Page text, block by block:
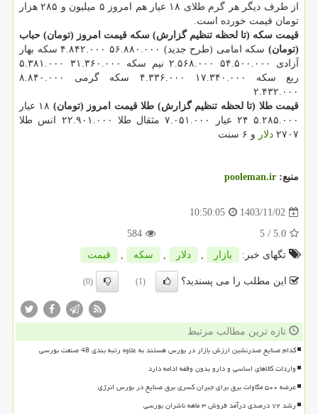
از طرف دیگر هر گرم طلای ۱۸ عیار هم امروز ۵ میلیون و ۲۸۵ هزار
تومان قیمت خورده است.
قیمت سکه (تا لحظه تنظیم گزارش) سکه قیمت امروز (تومان) حباب
(تومان)
سکه امامی (طرح جدید) ۵۶.۸۸۰.۰۰۰ ۴.۸۴۲.۰۰۰ سکه بهار
آزادی ۵۴.۵۰۰.۰۰۰ ۲.۵۶۸.۰۰۰ نیم سکه ۳۱.۳۶۰.۰۰۰ ۵.۳۸۱.۰۰۰
ربع سکه ۱۷.۳۴۰.۰۰۰ ۴.۳۳۶.۰۰۰ سکه گرمی ۸.۸۴۰.۰۰۰
۲.۴۳۲.۰۰۰
قیمت طلا (تا لحظه تنظیم گزارش) طلا قیمت امروز (تومان)
۱۸ عیار
۵.۲۸۵.۰۰۰ ۲۴ عیار ۷.۰۵۱.۰۰۰ مثقال طلا ۲۲.۹۰۱.۰۰۰ انس طلا
۲۷۰۷ دلار و ۶ سنت
منبع: pooleman.ir
1403/11/02
10:50:05
5.0
/ 5
584
تگهای خبر:
بازار , دلار , سكه , قیمت
این مطلب را می پسندید؟ (1)
(0)
تازه ترین مطالب مرتبط
کدام صنایع صدرنشین ارزش بازار در بورس هستند به علاوه رتبه بندی 48 صنعت بورسی
واردات کالاهای اساسی و دارو بدون وقفه ادامه دارد
عرضه ۵۰۰ مگاوات برق برای جبران کسری برق صنایع در بورس انرژی
رشد ۷۲ درصدی درآمد فروش ۳ ماهه ناشران بورسی